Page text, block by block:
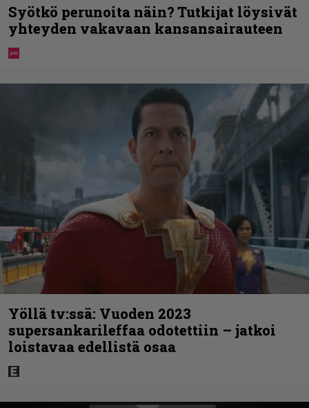
Syötkö perunoita näin? Tutkijat löysivät
yhteyden vakavaan kansansairauteen
Yöllä tv:ssä: Vuoden 2023
supersankarileffaa odotettiin – jatkoi
loistavaa edellistä osaa